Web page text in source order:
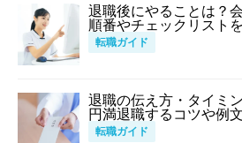
退職後にやることは？
順番やチェックリスト
転職ガイド
退職の伝え方・タイミ
円満退職するコツや例
転職ガイド